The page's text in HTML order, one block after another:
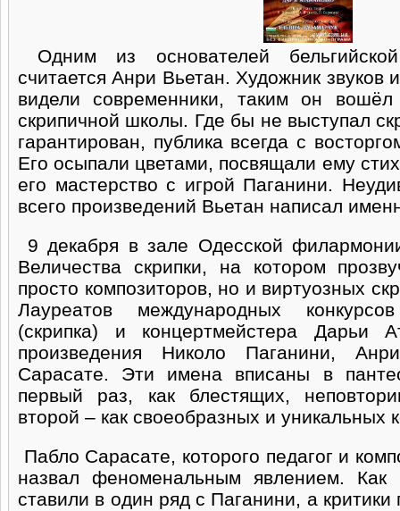
Одним из основателей
считается Анри Вьетан. Художник звуков
видели современники, таким он
скрипичной школы. Где бы не выступал
гарантирован, публика всегда с
Его осыпали цветами, посвящали ему
его мастерство с игрой Паганини.
всего произведений Вьетан написал
9 декабря в зале Одесской
Величества скрипки, на котором
просто композиторов, но и виртуозных
Лауреатов международных
(скрипка) и концертмейстера Дарьи
произведения Николо Паганини,
Сарасате. Эти имена вписаны в
первый раз, как блестящих,
второй – как своеобразных и уникальных
Пабло Сарасате, которого педагог и
назвал феноменальным явлением.
ставили в один ряд с Паганини, а